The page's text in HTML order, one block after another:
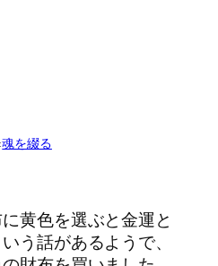
魂を綴る
黄色を選ぶと金運と
う話があるようで、